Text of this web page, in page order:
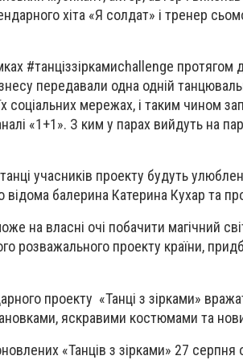
хіта «Я солдат» і тренер
#танціззіркамиchallenge протягом
передавали одна одній
соціальних мережах, і таким чином
«1+1». З ким у парах вийдуть на
учасників проекту будуть
відома балерина Катерина Кухар та
на власні очі побачити магічний
розважального проекту країни,
проекту «Танці з зірками»
яскравими костюмами та
«Танців з зірками» 27 серпня